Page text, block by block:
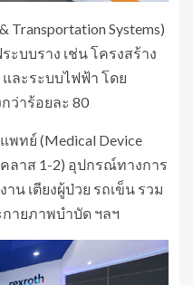
Transportation Systems)
บบราง เช่น โครงสร้าง
และระบบไฟฟ้า โดย
ว่าร้อยละ 80
ทย์ (Medical Device
ลาส 1-2) อุปกรณ์ทางการ
เตียงผู้ป่วย รถเข็น รวม
ายภาพบำบัด ฯลฯ